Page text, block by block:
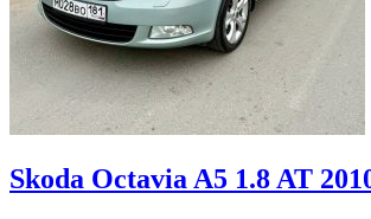
Skoda Octavia A5 1.8 AT